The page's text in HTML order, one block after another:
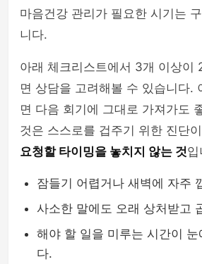
마음건강 관리가 필요한 시기는
니다.
아래 체크리스트에서 3개 이상이
면 상담을 고려해볼 수 있습니다.
면 다음 회기에 그대로 가져가도
것은 스스로를 겁주기 위한 진단
요청할 타이밍을 놓치지 않는 것입
잠들기 어렵거나 새벽에 자주
사소한 말에도 오래 상처받고
해야 할 일을 미루는 시간이 눈
다.